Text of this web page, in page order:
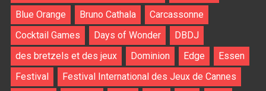
Blue Orange
Bruno Cathala
Carcassonne
Cocktail Games
Days of Wonder
DBDJ
des bretzels et des jeux
Dominion Edge
Essen
Festival
Festival International des Jeux de Cannes